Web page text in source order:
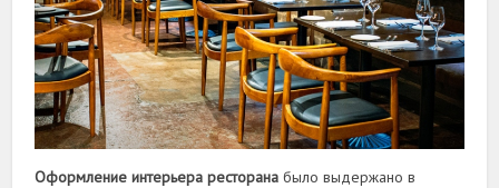
Оформление интерьера ресторана было выдержано в